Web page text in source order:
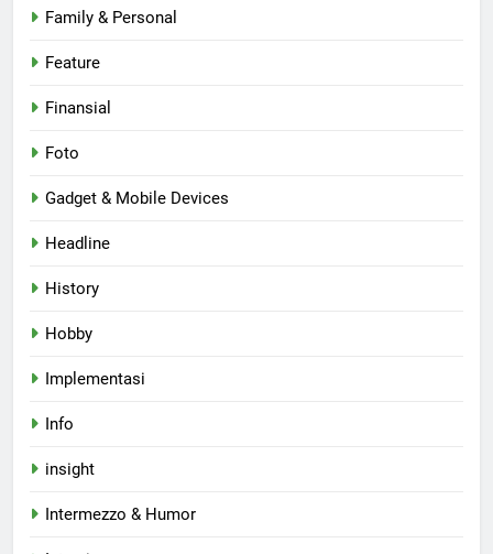
Family & Personal
Feature
Finansial
Foto
Gadget & Mobile Devices
Headline
History
Hobby
Implementasi
Info
insight
Intermezzo & Humor